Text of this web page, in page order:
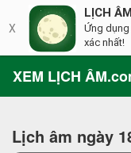
XEM LỊCH
Lịch âm ngày
X
LỊCH ÂM
Ứng dụng
xác nhất!